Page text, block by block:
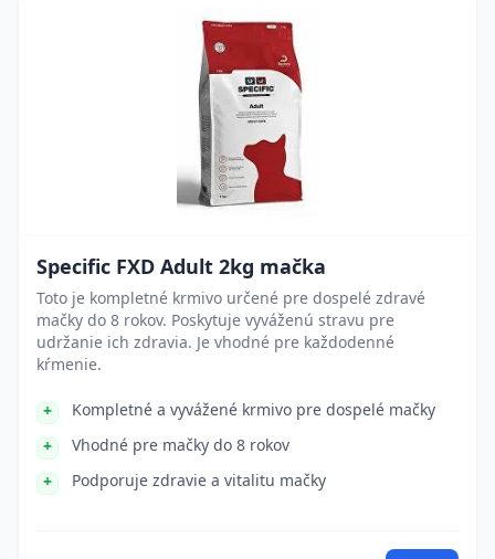
Specific FXD Adult 2kg mačka
Toto je kompletné krmivo určené pre dospelé zdravé
mačky do 8 rokov. Poskytuje vyváženú stravu pre
udržanie ich zdravia. Je vhodné pre každodenné
kŕmenie.
Kompletné a vyvážené krmivo pre dospelé mačky
Vhodné pre mačky do 8 rokov
Podporuje zdravie a vitalitu mačky